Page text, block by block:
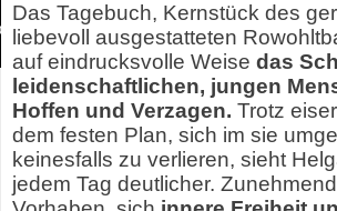
Das Tagebuch, Kernstück des
liebevoll ausgestatteten
auf eindrucksvolle Weise das
leidenschaftlichen, jungen
Hoffen und Verzagen. Trotz
dem festen Plan, sich im sie
keinesfalls zu verlieren, sieht
jedem Tag deutlicher.